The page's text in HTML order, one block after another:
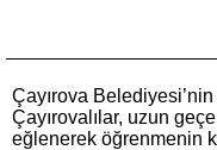
Çayırova
Çayırovalılar, uzun
eğlenerek öğrenmenin